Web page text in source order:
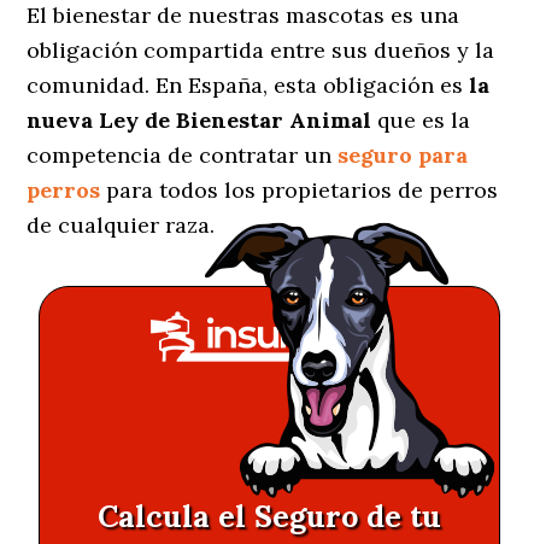
El bienestar de nuestras mascotas es una
obligación compartida entre sus dueños y la
comunidad. En España, esta obligación esla
nueva Ley de Bienestar Animal que es la
competencia de contratar un seguro para
perros para todos los propietarios de perros
de cualquier raza.
Calcula el Seguro de tu